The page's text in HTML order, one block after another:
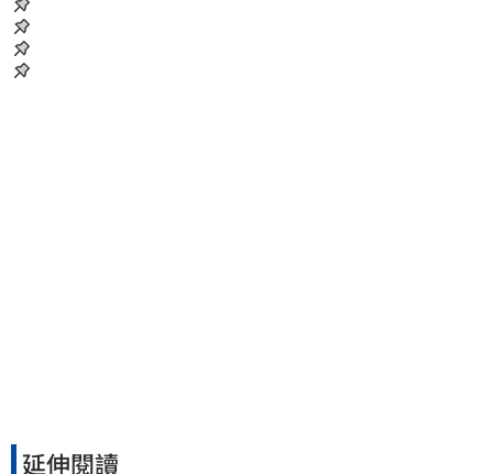
延伸閱讀